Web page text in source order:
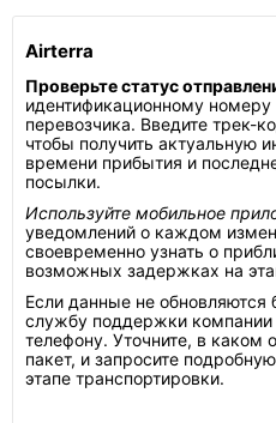
Airterra
Проверьте статус
идентификационному
перевозчика. Введите трек-
чтобы получить актуальную
времени прибытия и
посылки.
Используйте мобильное
уведомлений о каждом
своевременно узнать о
возможных задержках на
Если данные не обновляются
службу поддержки компании
телефону. Уточните, в каком
пакет, и запросите
этапе транспортировки.